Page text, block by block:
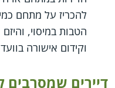
להכריז על מתחם
הטבות במיסוי,
וקידום אישורה
דיירים שמסרבים